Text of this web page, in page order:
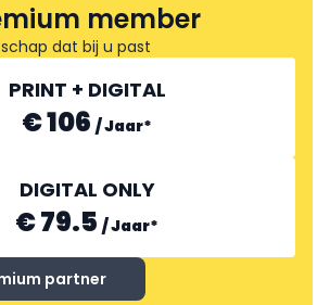
member
dat bij u past
PRINT + DIGITAL
€ 106 /Jaar*
DIGITAL ONLY
€ 79.5 /Jaar*
partner